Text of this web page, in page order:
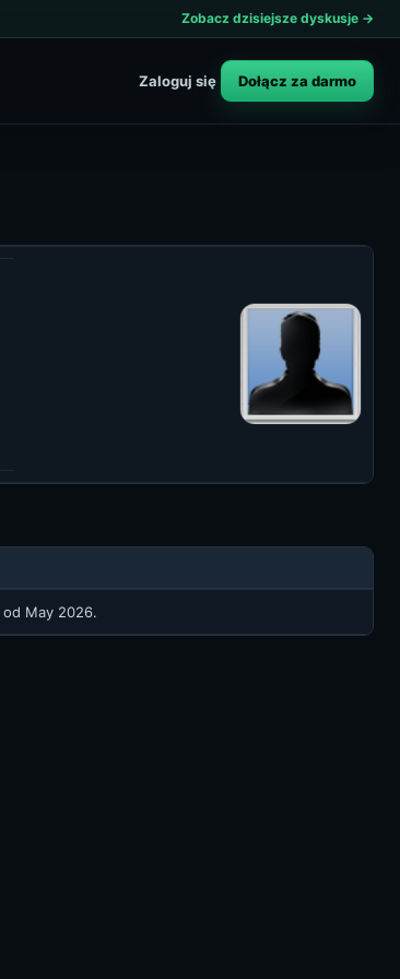
Zobacz dzisiejsze dyskusje →
Zaloguj się Dołącz za darmo
od May 2026.